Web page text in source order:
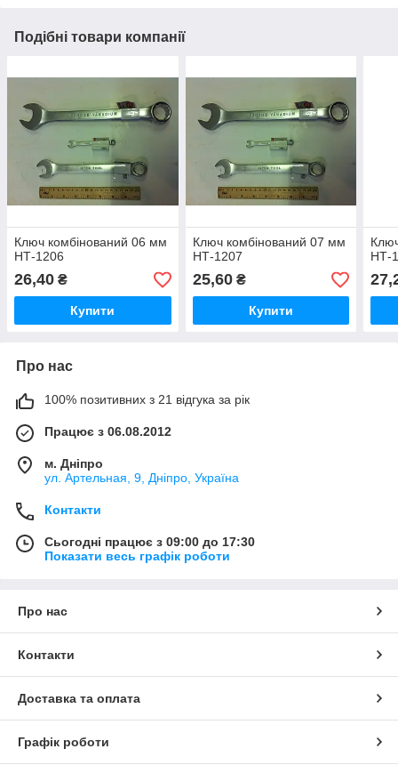
Подібні товари компанії
Ключ комбінований 06 мм
НТ-1206
26,40 ₴
Купити
Ключ комбінований 07 мм
НТ-1207
25,60₴
Купити
НТ-
Про нас
100% позитивних з 21 відгука за рік
Працює з 06.08.2012
м. Дніпро
ул. Артельная, 9, Дніпро, Україна
Контакти
Сьогодні працює з 09:00 до 17:30
Показати весь графік роботи
Про нас
Контакти
Доставка та оплата
Графік роботи